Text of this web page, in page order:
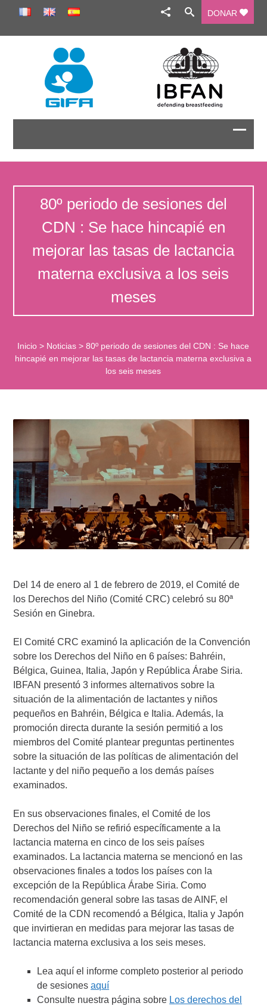
DONAR
80º periodo de sesiones del
CDN : Se hace hincapié en
mejorar las tasas de lactancia
materna exclusiva a los seis
meses
Inicio > Noticias >80º periodo de sesiones del CDN : Se hace
hincapié en mejorar las tasas de lactancia materna exclusiva a
los seis meses
Del 14 de enero al 1 de febrero de 2019, el Comité de
los Derechos del Niño (Comité CRC) celebró su 80ª
Sesión en Ginebra.
El Comité CRC examinó la aplicación de la Convención
sobre los Derechos del Niño en 6 países: Bahréin,
Bélgica, Guinea, Italia, Japón y República Árabe Siria.
IBFAN presentó 3 informes alternativos sobre la
situación de la alimentación de lactantes y niños
pequeños en Bahréin, Bélgica e Italia. Además, la
promoción directa durante la sesión permitió a los
miembros del Comité plantear preguntas pertinentes
sobre la situación de las políticas de alimentación del
lactante y del niño pequeño a los demás países
examinados.
En sus observaciones finales, el Comité de los
Derechos del Niño se refirió específicamente a la
lactancia materna en cinco de los seis países
examinados. La lactancia materna se mencionó en las
observaciones finales a todos los países con la
excepción de la República Árabe Siria. Como
recomendación general sobre las tasas de AINF, el
Comité de la CDN recomendó a Bélgica, Italia y Japón
que invirtieran en medidas para mejorar las tasas de
lactancia materna exclusiva a los seis meses.
Lea aquí el informe completo posterior al periodo
de sesionesaquí
Consulte nuestra página sobre Los derechos del